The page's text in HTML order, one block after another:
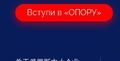
Вступи в «ОПОРУ»